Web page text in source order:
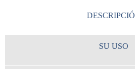
SU USO